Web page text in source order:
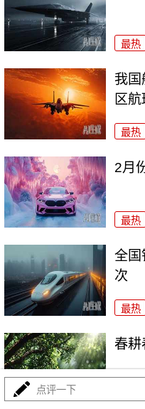
最热
我
区航
最热
2月
最热
全国
次
最热
春耕
点评一下